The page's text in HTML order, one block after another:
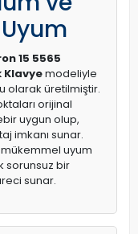
15 5565
Klavyemodeliyle
olarak üretilmiştir.
orijinal
uygun olup,
imkanı sunar.
mükemmel uyum
sorunsuz bir
sunar.